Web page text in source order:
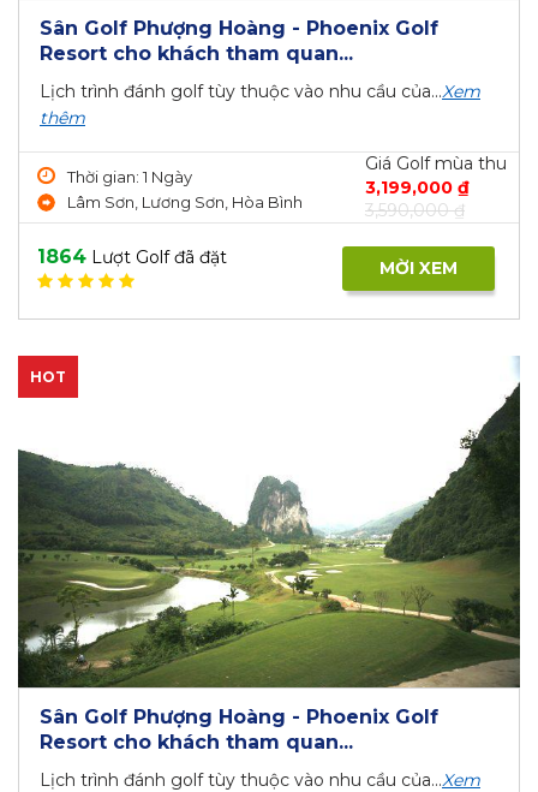
Sân Golf Phượng Hoàng - Phoenix Golf
Resort cho khách tham quan...
Lịch trình đánh golf tùy thuộc vào nhu cầu của...Xem
thêm
Thời gian: 1 Ngày
Lâm Sơn, Lương Sơn, Hòa Bình
Giá Golf mùa thu
3,199,000 ₫
3,590,000 ₫
1864 Lượt Golf đã đặt MỜI XEM
HOT
Sân Golf Phượng Hoàng - Phoenix Golf
Resort cho khách tham quan...
Lịch trình đánh golf tùy thuộc vào nhu cầu của...Xem